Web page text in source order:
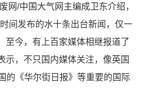
网/中国大气网主编成卫东介绍，
间发布的水十条出台新闻，仅一
至今，有上百家媒体相继报道了
示，不只国内媒体关注，像英国
的《华尔街日报》等重要的国际